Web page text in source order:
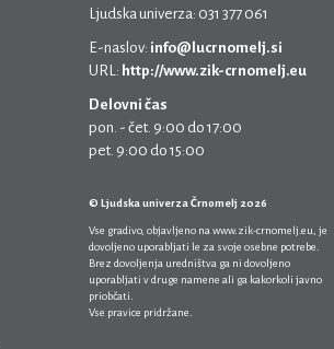
Ljudska univerza: 031 377 061
E-naslov: info@lucrnomelj.si
URL: http://www.zik-crnomelj.eu
Delovni čas
pon. - čet. 9:00 do 17:00
pet. 9:00 do 15:00
© Ljudska univerza Črnomelj 2026
Vse gradivo, objavljeno na www.zik-crnomelj.eu , je
dovoljeno uporabljati le za svoje osebne potrebe.
Brez dovoljenja uredništva ga ni dovoljeno
uporabljati v druge namene ali ga kakorkoli javno
priobčati.
Vse pravice pridržane.